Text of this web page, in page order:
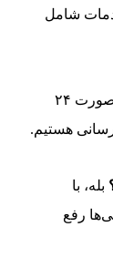
شامل
ما به‌صورت ۲۴
هستیم.
بله، با
رفع